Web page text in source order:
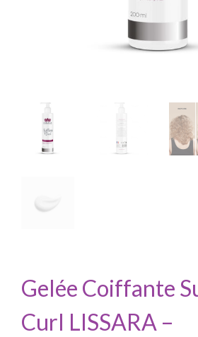
Gelée Coiffante
Curl LISSARA –